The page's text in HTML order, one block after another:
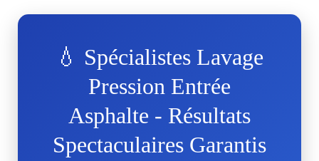
💧 Spécialistes Lavage
Pression Entrée
Asphalte - Résultats
Spectaculaires Garantis